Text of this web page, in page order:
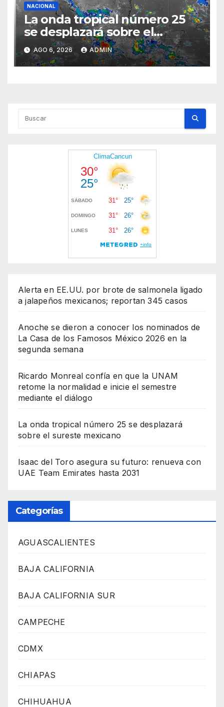
NACIONAL
La onda tropical número 25
se desplazará sobre el
sureste mexicano
AGO 6, 2026 ADMIN
Alerta en EE.UU. por brote de salmonela ligado
a jalapeños mexicanos; reportan 345 casos
Anoche se dieron a conocer los nominados de
La Casa de los Famosos México 2026 en la
segunda semana
Ricardo Monreal confía en que la UNAM
retome la normalidad e inicie el semestre
mediante el diálogo
La onda tropical número 25 se desplazará
sobre el sureste mexicano
Isaac del Toro asegura su futuro: renueva con
UAE Team Emirates hasta 2031
Categorías
AGUASCALIENTES
BAJA CALIFORNIA
BAJA CALIFORNIA SUR
CAMPECHE
CDMX
CHIAPAS
CHIHUAHUA